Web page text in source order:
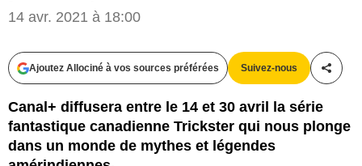
14 avr. 2021 à 18:00
Ajoutez Allociné à vos sources préférées Suivez-nous
Canal+ diffusera entre le 14 et 30 avril la série
fantastique canadienne Trickster qui nous plonge
dans un monde de mythes et légendes